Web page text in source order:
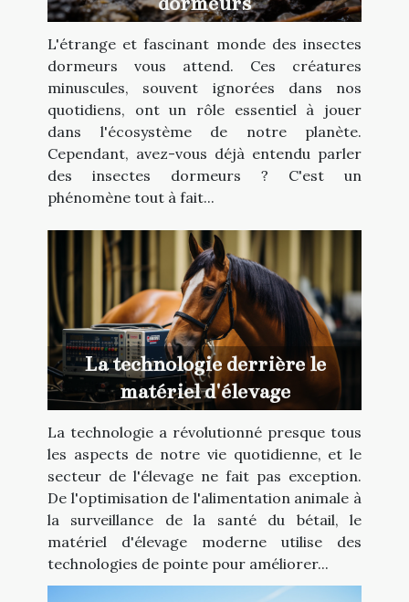
L'étrange et fascinant monde des insectes
dormeurs vous attend. Ces créatures
minuscules, souvent ignorées dans nos
quotidiens, ont un rôle essentiel à jouer
dans l'écosystème de notre planète.
Cependant, avez-vous déjà entendu parler
des insectes dormeurs ? C'est un
phénomène tout à fait...
La technologie derrière le
matériel d'élevage
La technologie a révolutionné presque tous
les aspects de notre vie quotidienne, et le
secteur de l'élevage ne fait pas exception.
De l'optimisation de l'alimentation animale à
la surveillance de la santé du bétail, le
matériel d'élevage moderne utilise des
technologies de pointe pour améliorer...